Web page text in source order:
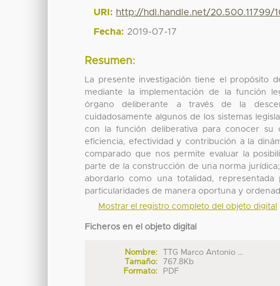
URI: http://hdl.handle.net/20.500.11799/
Fecha: 2019-07-17
Resumen:
La presente investigación tiene el propósito
mediante la implementación de la función
órgano deliberante a través de la
cuidadosamente algunos de los sistemas
con la función deliberativa para conocer su
eficiencia, efectividad y contribución a la
comparado que nos permite evaluar la
parte de la construcción de una norma
abordarlo como una totalidad,
particularidades de manera oportuna y
Mostrar el registro completo del objeto digital
Ficheros en el objeto digital
Nombre:
TTG Marco Antonio ...
Tamaño:
767.8Kb
Formato:
PDF